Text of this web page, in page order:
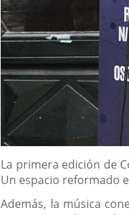
Descripción
La primera edición de
Un espacio reformado
Además, la música